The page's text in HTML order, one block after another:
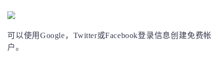
可以使用Google，Twitter或Facebook登录信息创建免费帐
户。